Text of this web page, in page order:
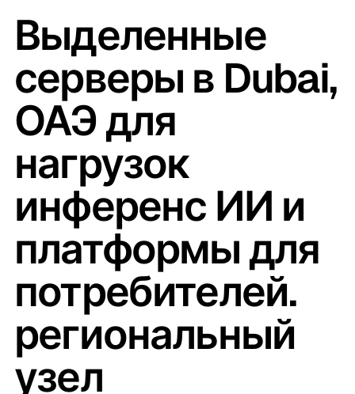
Выделенные
серверы в Dubai,
ОАЭ для
нагрузок
инференс ИИ и
платформы для
потребителей.
региональный
узел